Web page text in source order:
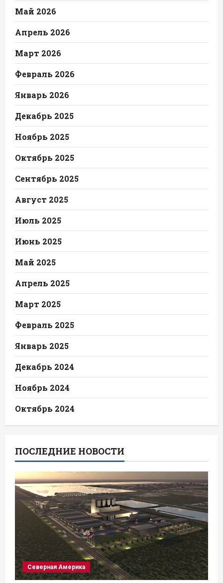
Май 2026
Апрель 2026
Март 2026
Февраль 2026
Январь 2026
Декабрь 2025
Ноябрь 2025
Октябрь 2025
Сентябрь 2025
Август 2025
Июль 2025
Июнь 2025
Май 2025
Апрель 2025
Март 2025
Февраль 2025
Январь 2025
Декабрь 2024
Ноябрь 2024
Октябрь 2024
ПОСЛЕДНИЕ НОВОСТИ
Северная Америка